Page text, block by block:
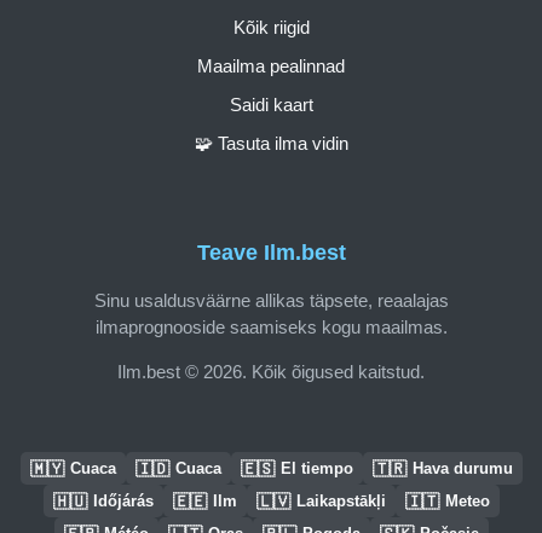
Teave Ilm.best
Sinu usaldusväärne allikas täpsete, reaalajas
ilmaprognooside saamiseks kogu maailmas.
Ilm.best © 2026. Kõik õigused kaitstud.
Kõik riigid
Maailma pealinnad
Saidi kaart
🧩 Tasuta ilma vidin
🇲🇾 Cuaca 🇮🇩 Cuaca 🇪🇸 El tiempo 🇹🇷 Hava durumu
🇭🇺 Időjárás 🇪🇪 Ilm 🇱🇻 Laikapstākļi 🇮🇹 Meteo